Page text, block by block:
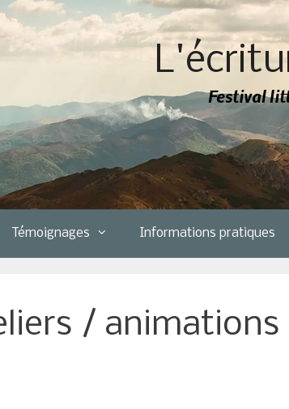
Festival
Témoignages Informations pratiques
/ animations